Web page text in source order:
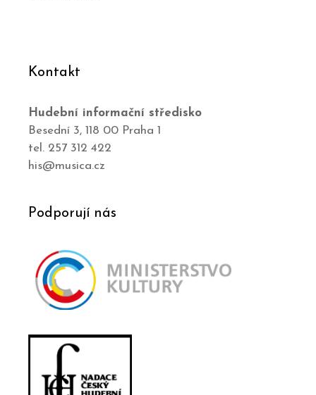
Kontakt
Hudební informační středisko
Besední 3, 118 00 Praha 1
tel. 257 312 422
his@musica.cz
Podporují nás